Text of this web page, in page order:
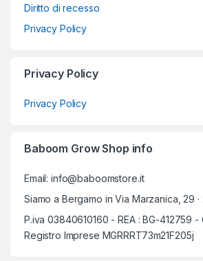
Diritto di recesso
Privacy Policy
Privacy Policy
Privacy Policy
Baboom Grow Shop info
Email: info@baboomstore.it
Siamo a Bergamo in Via Marzanica, 29 ·
P.iva 03840610160 - REA : BG-412759 -
Registro Imprese MGRRRT73m21F205j